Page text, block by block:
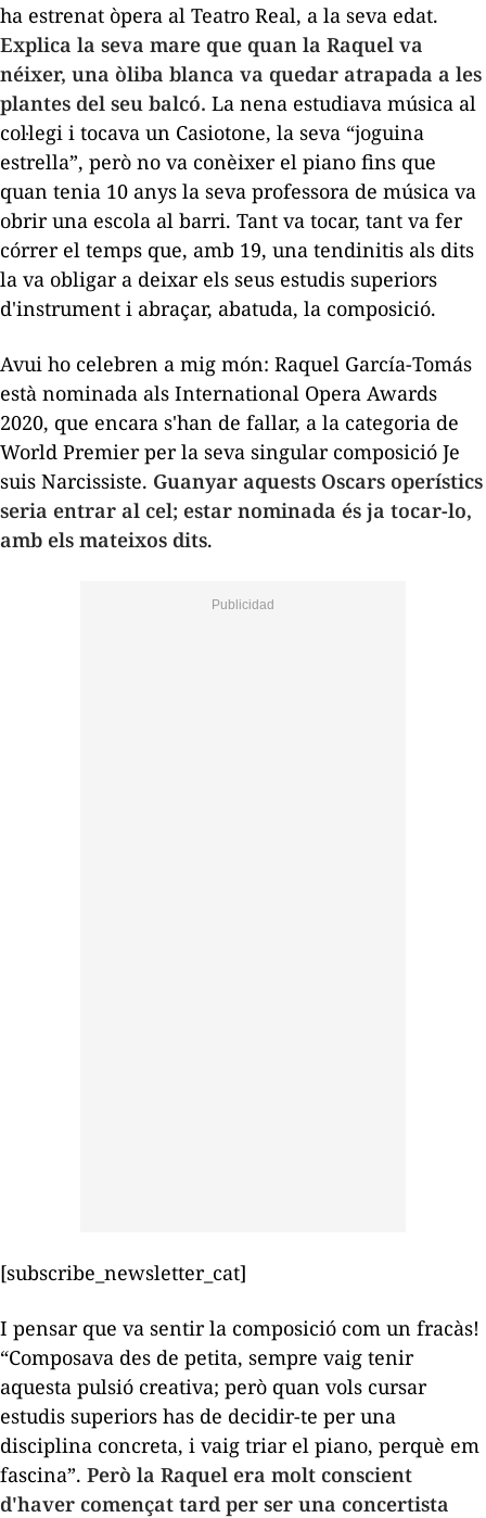
ha estrenat òpera al Teatro Real, a la seva edat.
Explica la seva mare que quan la Raquel va
néixer, una òliba blanca va quedar atrapada a les
plantes del seu balcó. La nena estudiava música al
col·legi i tocava un Casiotone, la seva “joguina
estrella”, però no va conèixer el piano fins que
quan tenia 10 anys la seva professora de música va
obrir una escola al barri. Tant va tocar, tant va fer
córrer el temps que, amb 19, una tendinitis als dits
la va obligar a deixar els seus estudis superiors
d'instrument i abraçar, abatuda, la composició.
Avui ho celebren a mig món: Raquel García-Tomás
està nominada als International Opera Awards
2020, que encara s'han de fallar, a la categoria de
World Premierper la seva singular composició Je
suis Narcissiste. Guanyar aquests Oscars operístics
seria entrar al cel; estar nominada és ja tocar-lo,
amb els mateixos dits.
[subscribe_newsletter_cat]
I pensar que va sentir la composició com un fracàs!
“Composava des de petita, sempre vaig tenir
aquesta pulsió creativa; però quan vols cursar
estudis superiors has de decidir-te per una
disciplina concreta, i vaig triar el piano, perquè em
fascina”. Però la Raquel era molt conscient
d'haver començat tard per ser una concertista